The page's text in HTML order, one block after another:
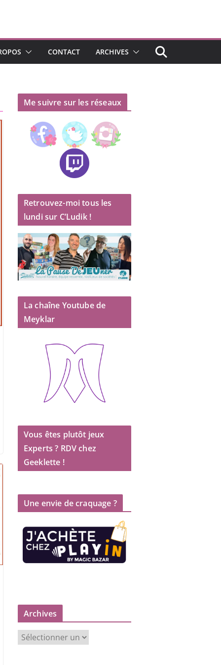
CONTACT ARCHIVES
Me suivre sur les réseaux
Retrouvez-moi tous les
lundi sur C’Ludik !
La chaîne Youtube de
Meyklar
Vous êtes plutôt jeux
Experts ? RDV chez
Geeklette !
Une envie de craquage ?
Archives
r